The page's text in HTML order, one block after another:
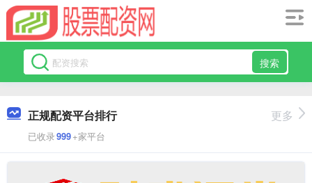
搜索
正规配资平台排行
已收录999+家平台
更多